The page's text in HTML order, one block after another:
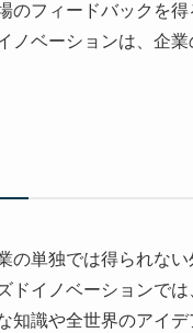
のフィードバックを
ノベーションは、企
の単独では得られな
ドイノベーションで
知識や全世界のアイ